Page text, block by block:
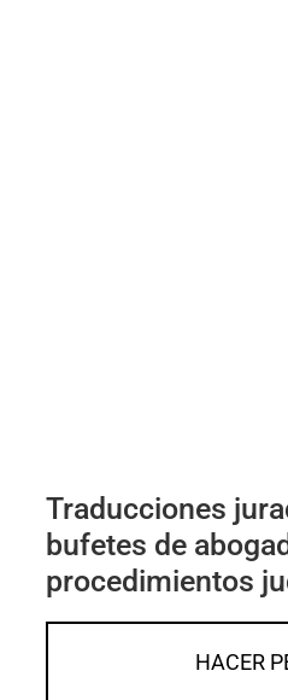
Traducciones
bufetes de
procedimientos
HACER